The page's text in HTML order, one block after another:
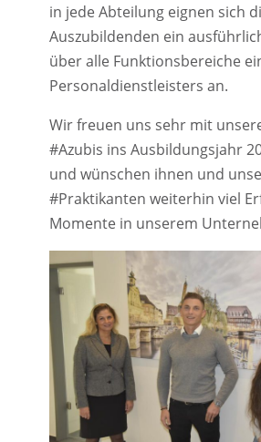
in jede Abteilung eignen sich
Auszubildenden ein
über alle Funktionsbereiche
Personaldienstleisters an.
Wir freuen uns sehr mit
#Azubis ins Ausbildungsjahr
und wünschen ihnen und
#Praktikanten weiterhin viel
Momente in unserem